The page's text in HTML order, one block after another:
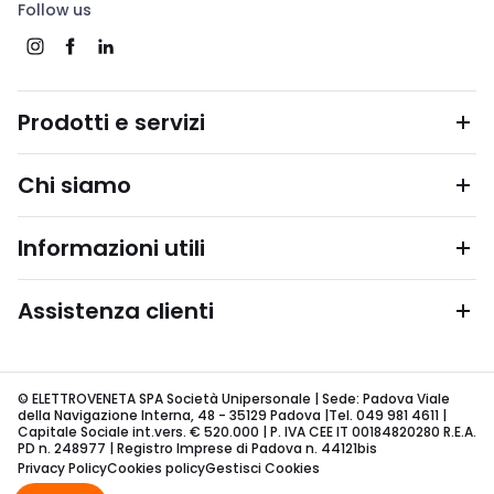
Follow us
Prodotti e servizi
Chi siamo
Informazioni utili
Assistenza clienti
© ELETTROVENETA SPA Società Unipersonale | Sede: Padova Viale
della Navigazione Interna, 48 - 35129 Padova |Tel. 049 981 4611 |
Capitale Sociale int.vers. € 520.000 | P. IVA CEE IT 00184820280 R.E.A.
PD n. 248977 | Registro Imprese di Padova n. 44121bis
Privacy PolicyCookies policyGestisci Cookies